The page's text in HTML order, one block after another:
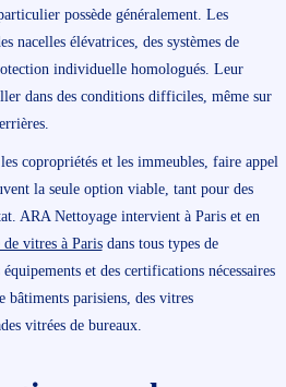
possède généralement. Les
nacelles élévatrices, des systèmes de
individuelle homologués. Leur
dans des conditions difficiles, même sur
copropriétés et les immeubles, faire appel
la seule option viable, tant pour des
ARA Nettoyage intervient à Paris et en
de vitres à Parisdans tous types de
et des certifications nécessaires
bâtiments parisiens, des vitres
vitrées de bureaux.